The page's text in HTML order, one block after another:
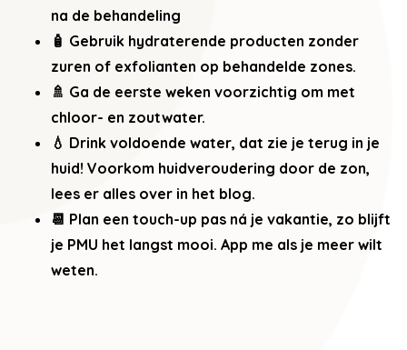
na de behandeling
🧴 Gebruik hydraterende producten zonder
zuren of exfolianten op behandelde zones.
🚿 Ga de eerste weken voorzichtig om met
chloor- en zoutwater.
💧 Drink voldoende water, dat zie je terug in je
huid! Voorkom huidveroudering door de zon,
lees er alles over in het blog.
📆 Plan een touch-up pas ná je vakantie, zo blijft
je PMU het langst mooi. App me als je meer wilt
weten.